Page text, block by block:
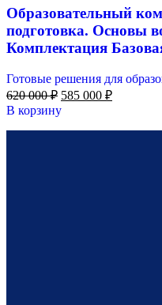
Образовательный
подготовка. Основы
Комплектация
Готовые решения для
620 000₽ 585 000 ₽
В корзину